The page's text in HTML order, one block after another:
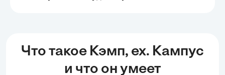
Что такое Кэмп, ex. Кампус
и что он умеет